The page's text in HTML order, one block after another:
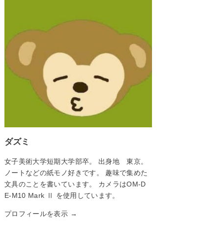
ダズミ
女子美術大学短期大学部卒。 出身地 東京。
ノートなどの紙モノ好きです。 趣味で集めた
文具のことを書いています。 カメラはOM-D
E-M10 Mark Ⅱ を使用しています。
プロフィールを表示 →